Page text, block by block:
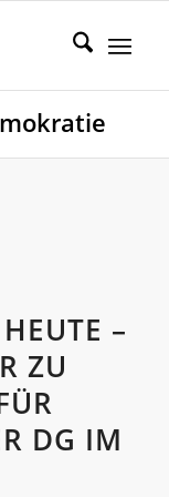
–
ZU
DG IM